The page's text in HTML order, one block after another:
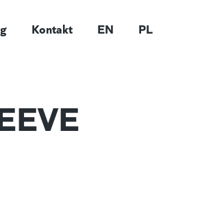
Kontakt EN PL